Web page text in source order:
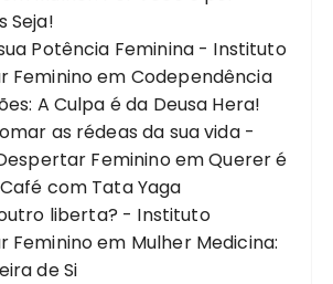
Seja!
Potência Feminina - Instituto
Femininoem Codependência
A Culpa é da Deusa Hera!
as rédeas da sua vida -
FemininoemQuerer é
com Tata Yaga
liberta? - Instituto
Femininoem Mulher Medicina:
de Si